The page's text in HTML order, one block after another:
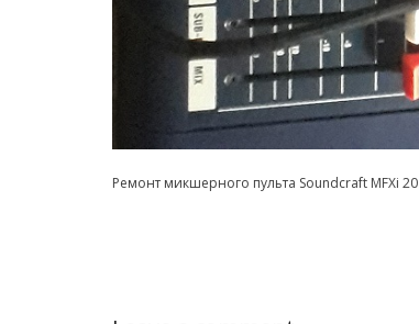
Ремонт микшерного пульта Soundcraft MFXi 20